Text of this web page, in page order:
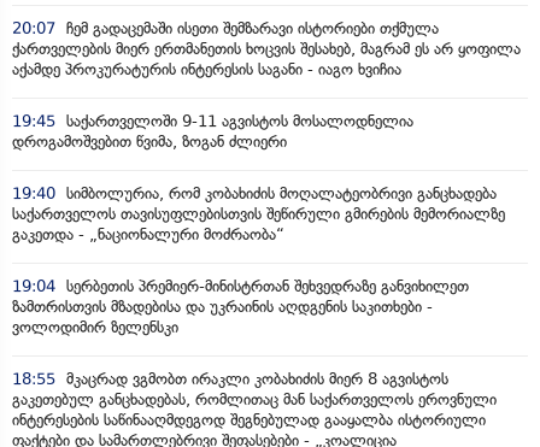
20:07 ჩემ გადაცემაში ისეთი შემზარავი ისტორიები თქმულა
ქართველების მიერ ერთმანეთის ხოცვის შესახებ, მაგრამ ეს არ ყოფილა
აქამდე პროკურატურის ინტერესის საგანი - იაგო ხვიჩია
19:45 საქართველოში 9-11 აგვისტოს მოსალოდნელია
დროგამოშვებით წვიმა, ზოგან ძლიერი
19:40 სიმბოლურია, რომ კობახიძის მოღალატეობრივი განცხადება
საქართველოს თავისუფლებისთვის შეწირული გმირების მემორიალზე
გაკეთდა - „ნაციონალური მოძრაობა“
19:04 სერბეთის პრემიერ-მინისტრთან შეხვედრაზე განვიხილეთ
ზამთრისთვის მზადებისა და უკრაინის აღდგენის საკითხები -
ვოლოდიმირ ზელენსკი
18:55 მკაცრად ვგმობთ ირაკლი კობახიძის მიერ 8 აგვისტოს
გაკეთებულ განცხადებას, რომლითაც მან საქართველოს ეროვნული
ინტერესების საწინააღმდეგოდ შეგნებულად გააყალბა ისტორიული
ფაქტები და სამართლებრივი შეფასებები - „კოალიცია